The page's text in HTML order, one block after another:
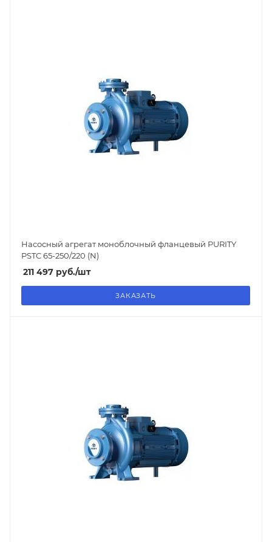
Насосный агрегат моноблочный фланцевый PURITY
PSTC 65-250/220 (N)
211 497 руб./шт
ЗАКАЗАТЬ